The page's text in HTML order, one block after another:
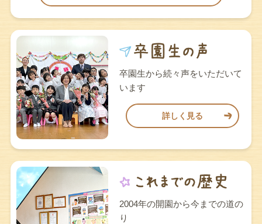
卒園生から続々声をいただいて
います
詳しく見る
2004年の開園から今までの道の
り